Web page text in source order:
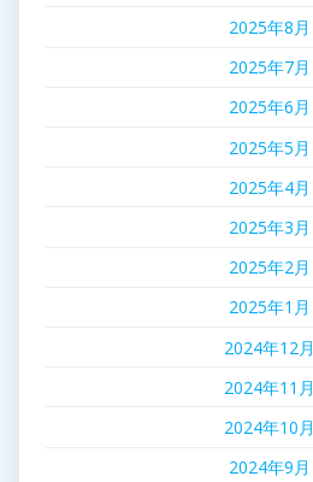
2025年8月
2025年7月
2025年6月
2025年5月
2025年4月
2025年3月
2025年2月
2025年1月
2024年12月
2024年11月
2024年10月
2024年9月